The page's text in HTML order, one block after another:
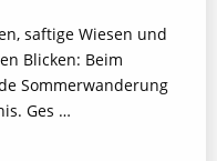
saftige Wiesen und
Blicken: Beim
Sommerwanderung
Ges …